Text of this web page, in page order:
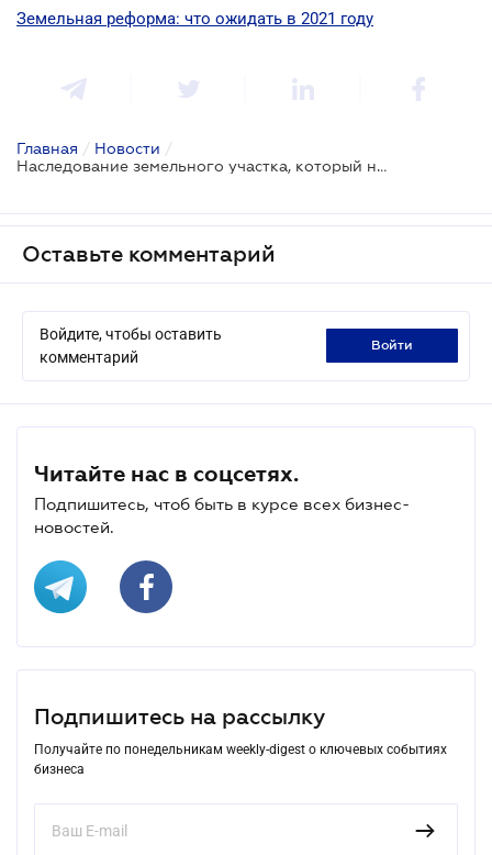
Земельная реформа: что ожидать в 2021 году
Главная / Новости /
Наследование земельного участка, который находится в аренде
Оставьте комментарий
Войдите, чтобы оставить
комментарий
войти
Читайте нас в соцсетях.
Подпишитесь, чтоб быть в курсе всех бизнес-
новостей.
Подпишитесь на рассылку
Получайте по понедельникам weekly-digest о ключевых событиях
бизнеса